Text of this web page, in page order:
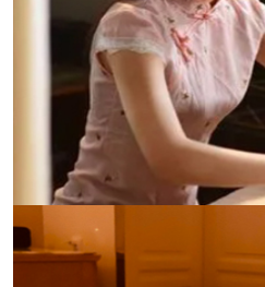
技，提供个性化的养生
痧，还是现代的磁疗、光
服务，帮助您
东方养生
日式SPA是我们对东方